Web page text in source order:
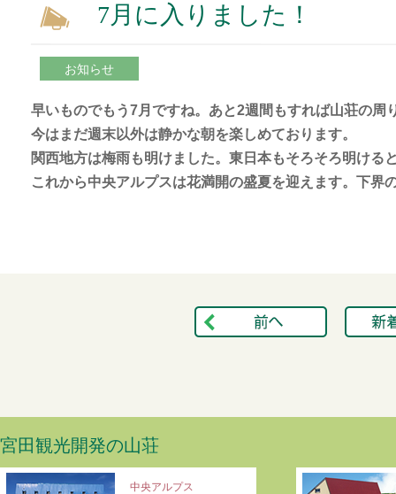
7月に入りました！
お知らせ
早いものでもう7月ですね。あと2週間もすれば山荘の周
今はまだ週末以外は静かな朝を楽しめております。
関西地方は梅雨も明けました。東日本もそろそろ明ける
これから中央アルプスは花満開の盛夏を迎えます。下
宮田観光開発の山荘
中央アルプス